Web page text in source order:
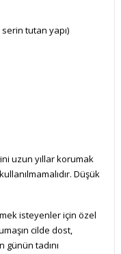
tutan yapı)
uzun yıllar korumak
Düşük
isteyenler için özel
cilde dost,
günün tadını